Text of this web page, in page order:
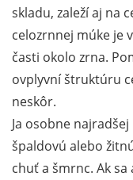
skladu, zaleží aj na
celozrnnej múke je
časti okolo zrna.
ovplyvní štruktúru
neskôr.
Ja osobne
špaldovú alebo
chuť a šmrnc. Ak